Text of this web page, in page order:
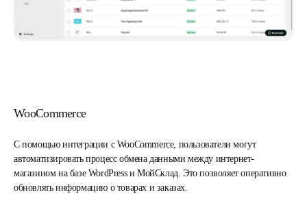
WooCommerce
С помощью интеграции с WooCommerce, пользователи могут
автоматизировать процесс обмена данными между интернет-
магазином на базе WordPress и МойСклад. Это позволяет оперативно
обновлять информацию о товарах и заказах.